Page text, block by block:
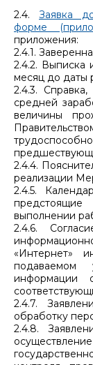
2.4. Заявка
форме
приложения:
2.4.1.
2.4.2. Выписка
месяц до даты
2.4.3.
средней
величины
2.4.4.
реализации
2.4.5.
выполнении
2.4.6.
«Интернет»
подаваемом
информации
2.4.7.
обработку
2.4.8.